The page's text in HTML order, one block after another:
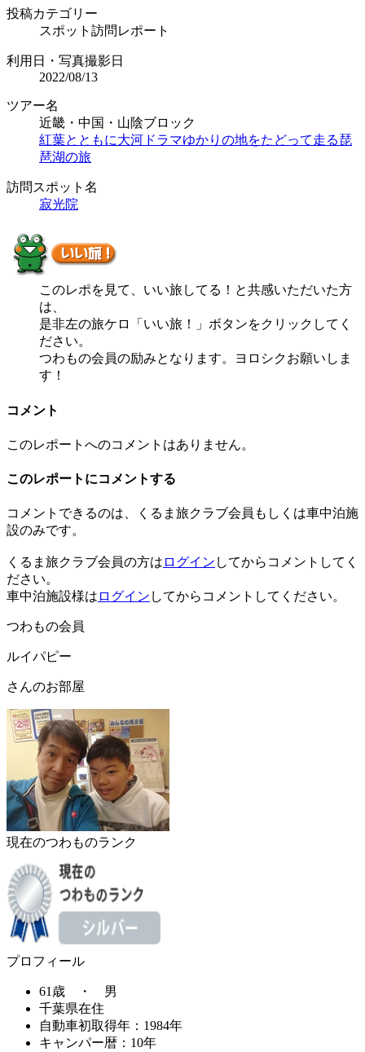
投稿カテゴリー
スポット訪問レポート
利用日・写真撮影日
2022/08/13
ツアー名
近畿・中国・山陰ブロック
紅葉とともに大河ドラマゆかりの地をたどって走る琵
琶湖の旅
訪問スポット名
寂光院
このレポを見て、いい旅してる！と共感いただいた方
は、
是非左の旅ケロ「いい旅！」ボタンをクリックしてく
ださい。
つわもの会員の励みとなります。ヨロシクお願いしま
す！
コメント
このレポートへのコメントはありません。
このレポートにコメントする
コメントできるのは、くるま旅クラブ会員もしくは車中泊施
設のみです。
くるま旅クラブ会員の方は ログイン してからコメントしてく
ださい。
車中泊施設様は ログイン してからコメントしてください。
つわもの会員
ルイパピー
さんのお部屋
現在のつわものランク
プロフィール
61歳 ・ 男
千葉県在住
自動車初取得年：1984年
キャンパー暦：10年